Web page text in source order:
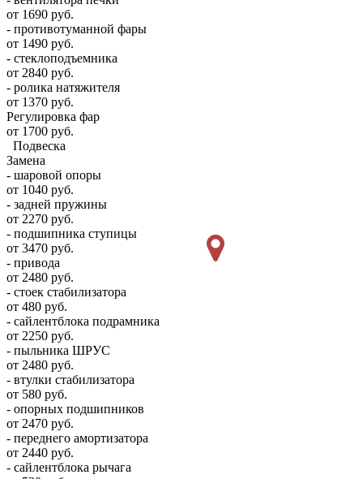
от 1690 руб.
- противотуманной фары
от 1490 руб.
- стеклоподъемника
от 2840 руб.
- ролика натяжителя
от 1370 руб.
Регулировка фар
от 1700 руб.
Подвеска
Замена
- шаровой опоры
от 1040 руб.
- задней пружины
от 2270 руб.
- подшипника ступицы
от 3470 руб.
- привода
от 2480 руб.
- стоек стабилизатора
от 480 руб.
- сайлентблока подрамника
от 2250 руб.
- пыльника ШРУС
от 2480 руб.
- втулки стабилизатора
от 580 руб.
- опорных подшипников
от 2470 руб.
- переднего амортизатора
от 2440 руб.
- сайлентблока рычага